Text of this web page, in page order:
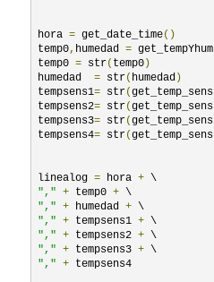
hora = get_date_time()
temp0, humedad = get_tempYhum
temp0 = str( temp0 )
humedad = str( humedad )
tempsens1= str(get_temp_sens
tempsens2= str(get_temp_sens
tempsens3= str(get_temp_sens
tempsens4= str(get_temp_sens
linealog = hora +
"," + temp0 +
"," + humedad +
"," + tempsens1 +
"," + tempsens2 +
"," + tempsens3 +
"," + tempsens4